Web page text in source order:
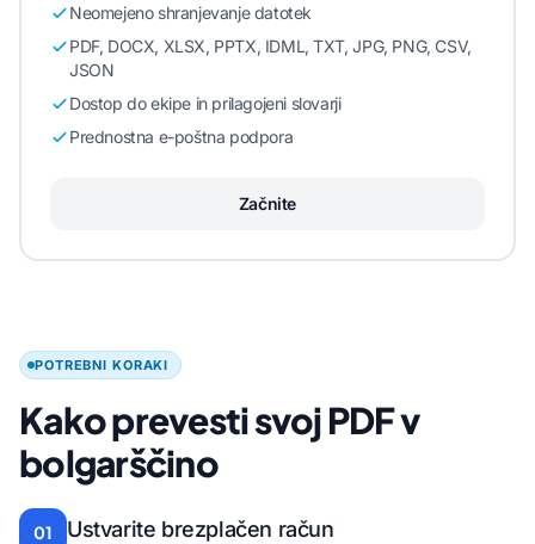
Neomejeno shranjevanje datotek
PDF, DOCX, XLSX, PPTX, IDML, TXT, JPG, PNG, CSV,
JSON
Dostop do ekipe in prilagojeni slovarji
Prednostna e-poštna podpora
Začnite
POTREBNI KORAKI
Kako prevesti svoj PDF v
bolgarščino
01 Ustvarite brezplačen račun